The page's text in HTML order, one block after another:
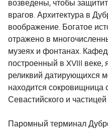
возведены, чтобы
врагов. Архитектура в
воображение. Богатое
отражено в
музеях и фонтанах.
построенный в XVIII веке,
реликвий датирующихся
находится
Севастийского и
Паромный терминал